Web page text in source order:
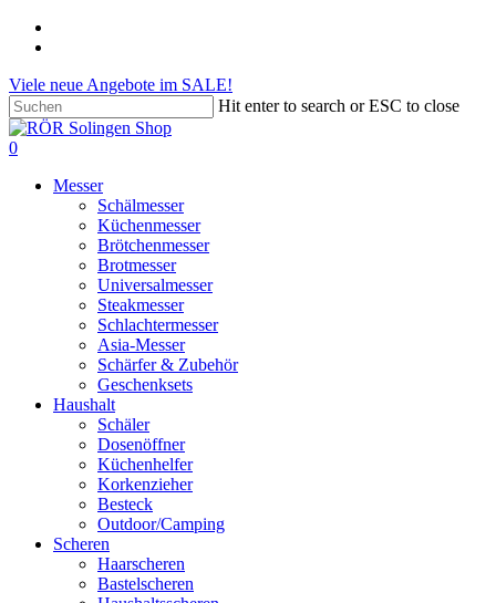
Skip
content
Viele neue Angebote im SALE!
Hit enter to search or ESC to close
Close
Search
search
account
0
Messer
Schälmesser
Küchenmesser
Brötchenmesser
Brotmesser
Universalmesser
Steakmesser
Schlachtermesser
Asia-Messer
Schärfer & Zubehör
Geschenksets
Haushalt
Schäler
Dosenöffner
Küchenhelfer
Korkenzieher
Besteck
Outdoor/Camping
Scheren
Haarscheren
Bastelscheren